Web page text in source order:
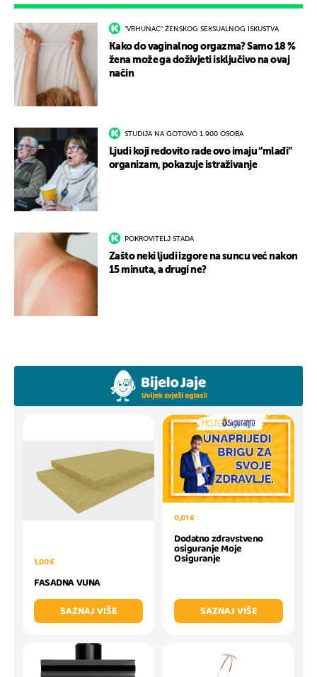
"VRHUNAC" ŽENSKOG SEKSUALNOG ISKUSTVA
Kako do vaginalnog orgazma? Samo 18 %
žena može ga doživjeti isključivo na ovaj
način
STUDIJA NA GOTOVO 1.900 OSOBA
Ljudi koji redovito rade ovo imaju “mlađi”
organizam, pokazuje istraživanje
POKROVITELJ STADA
Zašto neki ljudi izgore na suncu već nakon
15 minuta, a drugi ne?
1,00 €
FASADNA VUNA
SAZNAJ VIŠE
0,01 €
Dodatno zdravstveno
osiguranje Moje
Osiguranje
SAZNAJ VIŠE